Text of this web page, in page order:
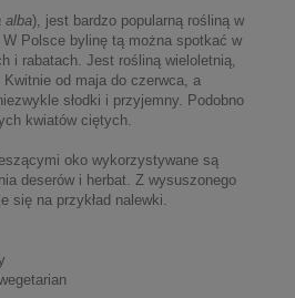
alba), jest bardzo popularną rośliną w
Polsce bylinę tą można spotkać w
i rabatach. Jest rośliną wieloletnią,
od maja do czerwca, a
słodki i przyjemny. Podobno
kwiatów ciętych.
oko wykorzystywane są
deserów i herbat. Z wysuszonego
się na przykład nalewki.